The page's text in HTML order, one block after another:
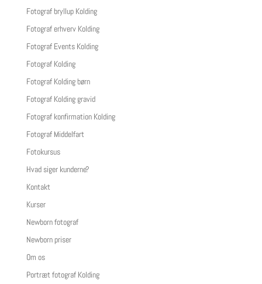
Fotograf bryllup Kolding
Fotograf erhverv Kolding
Fotograf Events Kolding
Fotograf Kolding
Fotograf Kolding børn
Fotograf Kolding gravid
Fotograf konfirmation Kolding
Fotograf Middelfart
Fotokursus
Hvad siger kunderne?
Kontakt
Kurser
Newborn fotograf
Newborn priser
Om os
Portræt fotograf Kolding